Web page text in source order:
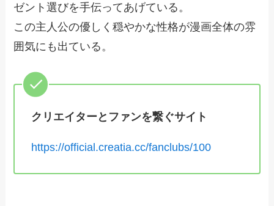
ゼント選びを手伝ってあげている。
この主人公の優しく穏やかな性格が漫画全体の雰
囲気にも出ている。
クリエイターとファンを繋ぐサイト
https://official.creatia.cc/fanclubs/100